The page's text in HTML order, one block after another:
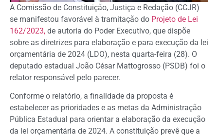
A Comissão de Constituição, Justiça e Redação (CCJR)
se manifestou favorável à tramitação do Projeto de Lei
162/2023, de autoria do Poder Executivo, que dispõe
sobre as diretrizes para elaboração e para execução da lei
orçamentária de 2024 (LDO), nesta quarta-feira (28). O
deputado estadual João César Mattogrosso (PSDB) foi o
relator responsável pelo parecer.
Conforme o relatório, a finalidade da proposta é
estabelecer as prioridades e as metas da Administração
Pública Estadual para orientar a elaboração da execução
da lei orçamentária de 2024. A constituição prevê que a